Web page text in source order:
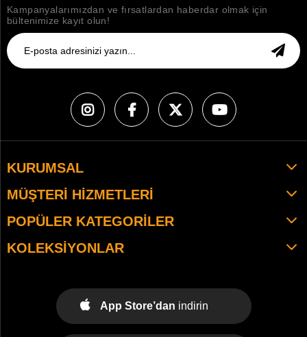
Kampanyalarımızdan ve fırsatlardan haberdar olmak için
bültenimize kayıt olun!
KURUMSAL
MÜŞTERI HIZMETLERI
POPÜLER KATEGORILER
KOLEKSIYONLAR
App Store’dan indirin